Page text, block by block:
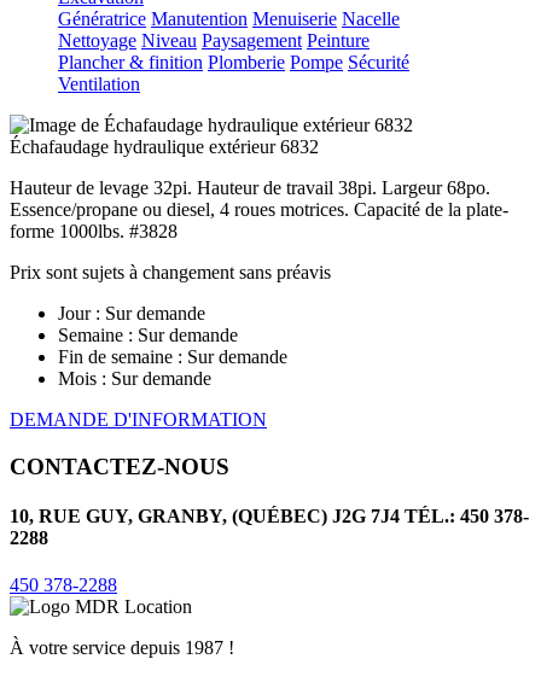
Génératrice Manutention Menuiserie Nacelle
Nettoyage Niveau Paysagement Peinture
Plancher & finition Plomberie Pompe Sécurité
Ventilation
Échafaudage hydraulique extérieur 6832
Hauteur de levage 32pi. Hauteur de travail 38pi. Largeur 68po.
Essence/propane ou diesel, 4 roues motrices. Capacité de la plate-
forme 1000lbs. #3828
Prix sont sujets à changement sans préavis
Jour : Sur demande
Semaine : Sur demande
Fin de semaine : Sur demande
Mois : Sur demande
DEMANDE D'INFORMATION
CONTACTEZ-NOUS
10, RUE GUY, GRANBY, (QUÉBEC) J2G 7J4 TÉL.: 450 378-
2288
450 378-2288
À votre service depuis 1987 !